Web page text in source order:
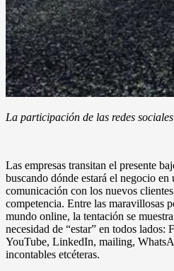
La participación de las redes
Las empresas transitan el presente
buscando dónde estará el negocio en
comunicación con los nuevos
competencia. Entre las maravillosas
mundo online, la tentación se
necesidad de “estar” en todos lados:
YouTube, LinkedIn, mailing,
incontables etcéteras.